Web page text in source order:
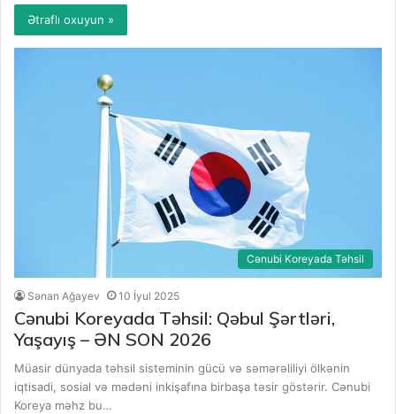
Ətraflı oxuyun »
Cənubi Koreyada Təhsil
Sənan Ağayev 10 İyul 2025
Cənubi Koreyada Təhsil: Qəbul Şərtləri,
Yaşayış – ƏN SON 2026
Müasir dünyada təhsil sisteminin gücü və səmərəliliyi ölkənin
iqtisadi, sosial və mədəni inkişafına birbaşa təsir göstərir. Cənubi
Koreya məhz bu…